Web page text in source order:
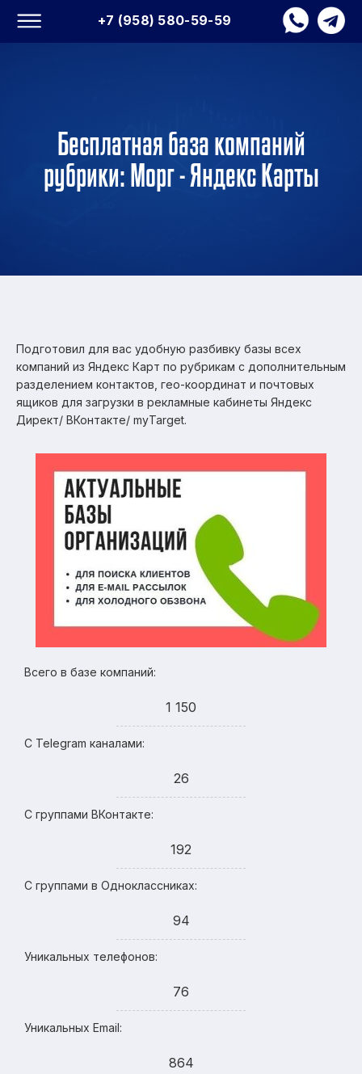
+7 (958) 580-59-59
Бесплатная база компаний
рубрики: Морг - Яндекс Карты
Подготовил для вас удобную разбивку базы всех
компаний из Яндекс Карт по рубрикам с дополнительным
разделением контактов, гео-координат и почтовых
ящиков для загрузки в рекламные кабинеты Яндекс
Директ/ ВКонтакте/ myTarget.
Всего в базе компаний:
1 150
С Telegram каналами:
26
С группами ВКонтакте:
192
С группами в Одноклассниках:
94
Уникальных телефонов:
76
Уникальных Email:
864